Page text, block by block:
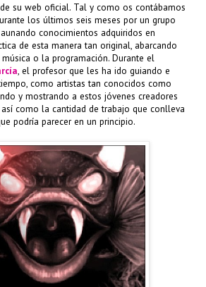
su web oficial. Tal y como os contábamos
los últimos seis meses por un grupo
conocimientos adquiridos en
de esta manera tan original, abarcando
o la programación. Durante el
, el profesor que les ha ido guiando e
como artistas tan conocidos como
y mostrando a estos jóvenes creadores
como la cantidad de trabajo que conlleva
podría parecer en un principio.